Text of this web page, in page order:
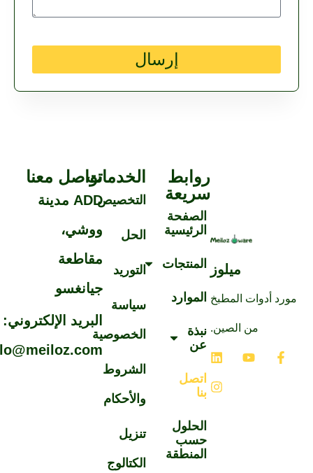
إرسال
ميلوز
أدوات المطبخ
من الصين.
الخدمات
التخصيص
الحل
التوريد
سياسة
الخصوصية
الشروط
والأحكام
تنزيل
الكتالوج
روابط
سريعة
الصفحة
الرئيسية
المنتجات
الموارد
نبذة
اتصل
بنا
الحلول
حسب
المنطقة
تواصل معنا
ADD مدينة
ووشي،
مقاطعة
جيانغسو
البريد الإلكتروني:
hello@meiloz.com